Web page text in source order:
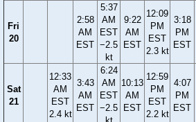
Fri
20
2:58
AM
EST
5:37
AM
EST
−2.5
kt
9:22
AM
EST
12:09
PM
EST
2.3 kt
3:18
PM
EST
Sat
21
12:33
AM
EST
2.4 kt
3:43
AM
EST
6:24
AM
EST
−2.5
10:13
AM
EST
12:59
PM
EST
2.2 kt
4:07
PM
EST